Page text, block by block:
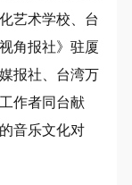
艺术学校、台
角报社》驻厦
报社、台湾万
作者同台献
音乐文化对